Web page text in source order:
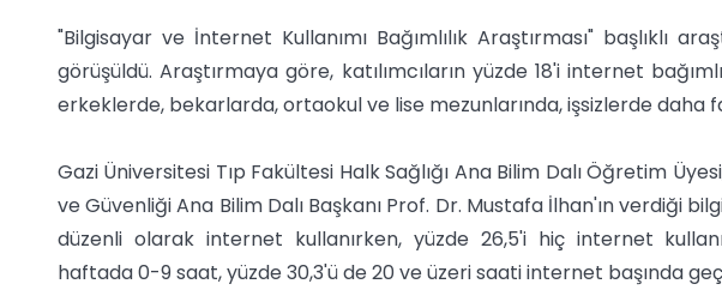
"Bilgisayar ve İnternet Kullanımı Bağımlılık Araştırması" başlıklı
görüşüldü. Araştırmaya göre, katılımcıların yüzde 18'i internet
erkeklerde, bekarlarda, ortaokul ve lise mezunlarında, işsizlerde daha
Gazi Üniversitesi Tıp Fakültesi Halk Sağlığı Ana Bilim Dalı Öğretim
ve Güvenliği Ana Bilim Dalı Başkanı Prof. Dr. Mustafa İlhan'ın verdiği
düzenli olarak internet kullanırken, yüzde 26,5'i hiç internet
haftada 0-9 saat, yüzde 30,3'ü de 20 ve üzeri saati internet başında